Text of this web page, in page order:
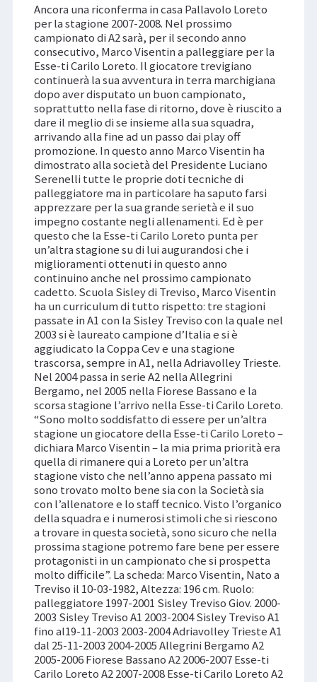
Ancora una riconferma in casa Pallavolo Loreto
per la stagione 2007-2008. Nel prossimo
campionato di A2 sarà, per il secondo anno
consecutivo, Marco Visentin a palleggiare per la
Esse-ti Carilo Loreto. Il giocatore trevigiano
continuerà la sua avventura in terra marchigiana
dopo aver disputato un buon campionato,
soprattutto nella fase di ritorno, dove è riuscito a
dare il meglio di se insieme alla sua squadra,
arrivando alla fine ad un passo dai play off
promozione. In questo anno Marco Visentin ha
dimostrato alla società del Presidente Luciano
Serenelli tutte le proprie doti tecniche di
palleggiatore ma in particolare ha saputo farsi
apprezzare per la sua grande serietà e il suo
impegno costante negli allenamenti. Ed è per
questo che la Esse-ti Carilo Loreto punta per
un’altra stagione su di lui augurandosi che i
miglioramenti ottenuti in questo anno
continuino anche nel prossimo campionato
cadetto. Scuola Sisley di Treviso, Marco Visentin
ha un curriculum di tutto rispetto: tre stagioni
passate in A1 con la Sisley Treviso con la quale nel
2003 si è laureato campione d’Italia e si è
aggiudicato la Coppa Cev e una stagione
trascorsa, sempre in A1, nella Adriavolley Trieste.
Nel 2004 passa in serie A2 nella Allegrini
Bergamo, nel 2005 nella Fiorese Bassano e la
scorsa stagione l’arrivo nella Esse-ti Carilo Loreto.
“Sono molto soddisfatto di essere per un’altra
stagione un giocatore della Esse-ti Carilo Loreto –
dichiara Marco Visentin – la mia prima priorità era
quella di rimanere qui a Loreto per un’altra
stagione visto che nell’anno appena passato mi
sono trovato molto bene sia con la Società sia
con l’allenatore e lo staff tecnico. Visto l’organico
della squadra e i numerosi stimoli che si riescono
a trovare in questa società, sono sicuro che nella
prossima stagione potremo fare bene per essere
protagonisti in un campionato che si prospetta
molto difficile”. La scheda: Marco Visentin, Nato a
Treviso il 10-03-1982, Altezza: 196 cm. Ruolo:
palleggiatore 1997-2001 Sisley Treviso Giov. 2000-
2003 Sisley Treviso A1 2003-2004 Sisley Treviso A1
fino al19-11-2003 2003-2004 Adriavolley Trieste A1
dal 25-11-2003 2004-2005 Allegrini Bergamo A2
2005-2006 Fiorese Bassano A2 2006-2007 Esse-ti
Carilo Loreto A2 2007-2008 Esse-ti Carilo Loreto A2